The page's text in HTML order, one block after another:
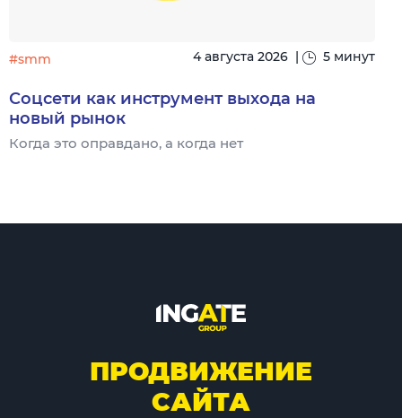
#smm 4 августа 2026 | 5 минут
Соцсети как инструмент выхода на
новый рынок
Когда это оправдано, а когда нет
ПРОДВИЖЕНИЕ
САЙТА